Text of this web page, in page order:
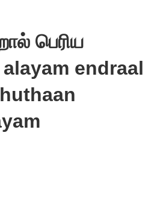
பெரிய
endraal